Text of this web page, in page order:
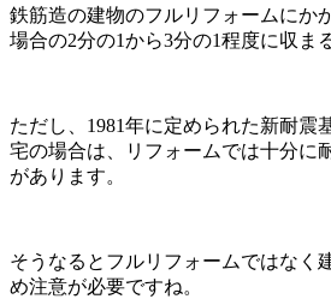
鉄筋造の建物のフルリフォームにか
場合の2分の1から3分の1程度に収ま
ただし、1981年に定められた新耐震
宅の場合は、リフォームでは十分に
があります。
そうなるとフルリフォームではなく
め注意が必要ですね。